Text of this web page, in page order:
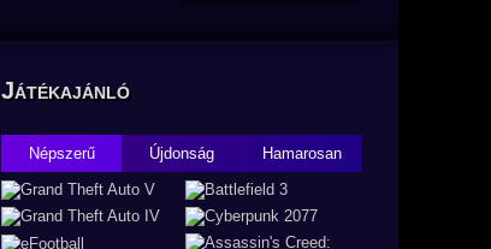
Játékajánló
Népszerű Újdonság Hamarosan